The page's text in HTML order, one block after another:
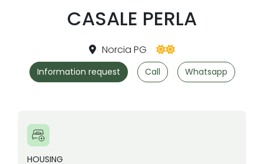
CASALE PERLA
Norcia PG
Information request Call Whatsapp
HOUSING